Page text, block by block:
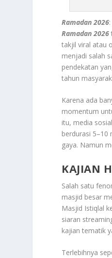
Ramadan 2026
Ramadan 2026
takjil viral atau
menjadi salah
pendekatan
tahun
Karena ada
momentum
itu, media
berdurasi 5–10
gaya. Namun
KAJIAN
Salah satu
masjid besar
Masjid Istiqlal
siaran
kajian tematik
Terlebihnya